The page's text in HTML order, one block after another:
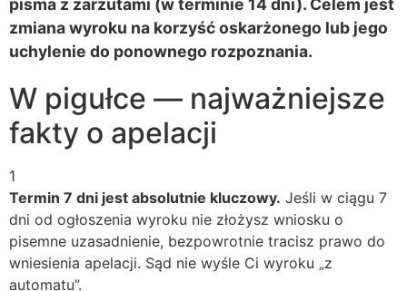
pisma z zarzutami (w terminie 14 dni). Celem jest
zmiana wyroku na korzyść oskarżonego lub jego
uchylenie do ponownego rozpoznania.
W pigułce — najważniejsze
fakty o apelacji
1
Termin 7 dni jest absolutnie kluczowy. Jeśli w ciągu 7
dni od ogłoszenia wyroku nie złożysz wniosku o
pisemne uzasadnienie, bezpowrotnie tracisz prawo do
wniesienia apelacji. Sąd nie wyśle Ci wyroku „z
automatu”.